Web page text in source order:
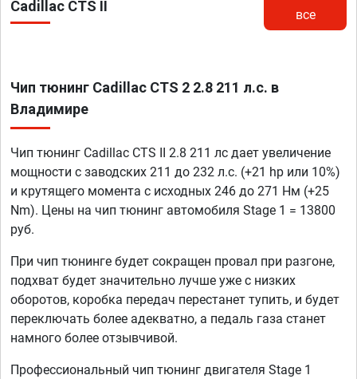
Cadillac CTS II
все
Чип тюнинг Cadillac CTS 2 2.8 211 л.с. в
Владимире
Чип тюнинг Cadillac CTS II 2.8 211 лс дает увеличение
мощности с заводских 211 до 232 л.с. (+21 hp или 10%)
и крутящего момента с исходных 246 до 271 Нм (+25
Nm). Цены на чип тюнинг автомобиля Stage 1 = 13800
руб.
При чип тюнинге будет сокращен провал при разгоне,
подхват будет значительно лучше уже с низких
оборотов, коробка передач перестанет тупить, и будет
переключать более адекватно, а педаль газа станет
намного более отзывчивой.
Профессиональный чип тюнинг двигателя Stage 1